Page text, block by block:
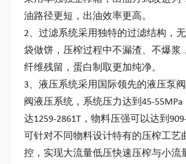
油路径更短，出油效率更高。
2、过滤系统采用独特的过滤结构，
袋做饼，压榨过程中不漏渣、不爆浆
纤维残留，蛋白制取更加纯净。
3、液压系统采用国际领先的液压泵
阀液压系统，系统压力达到45-
达1259-2861T，物料压强可以达到
可针对不同物料设计特有的压榨工艺
控，实现大流量低压快速压榨与小流